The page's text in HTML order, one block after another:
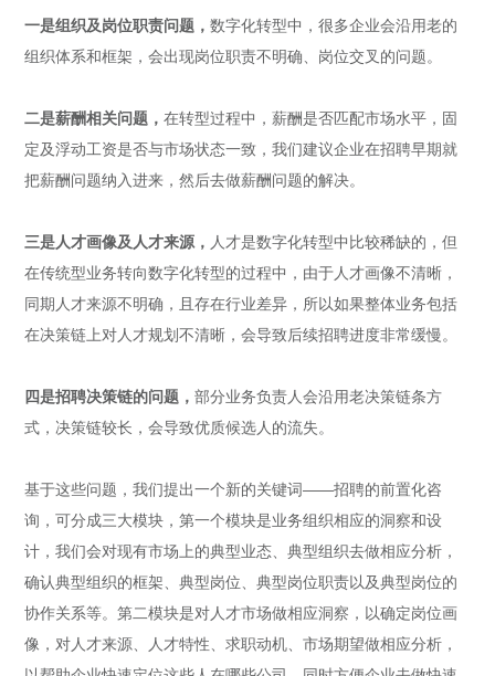
一是组织及岗位职责问题，数字化转型中，很多企业会沿用老的
组织体系和框架，会出现岗位职责不明确、岗位交叉的问题。
二是薪酬相关问题，在转型过程中，薪酬是否匹配市场水平，固
定及浮动工资是否与市场状态一致，我们建议企业在招聘早期就
把薪酬问题纳入进来，然后去做薪酬问题的解决。
三是人才画像及人才来源， 人才是数字化转型中比较稀缺的，但
在传统型业务转向数字化转型的过程中，由于人才画像不清晰，
同期人才来源不明确，且存在行业差异，所以如果整体业务包括
在决策链上对人才规划不清晰，会导致后续招聘进度非常缓慢。
四是招聘决策链的问题，部分业务负责人会沿用老决策链条方
式，决策链较长，会导致优质候选人的流失。
基于这些问题，我们提出一个新的关键词——招聘的前置化咨
询，可分成三大模块，第一个模块是业务组织相应的洞察和设
计，我们会对现有市场上的典型业态、典型组织去做相应分析，
确认典型组织的框架、典型岗位、典型岗位职责以及典型岗位的
协作关系等。第二模块是对人才市场做相应洞察，以确定岗位画
像，对人才来源、人才特性、求职动机、市场期望做相应分析，